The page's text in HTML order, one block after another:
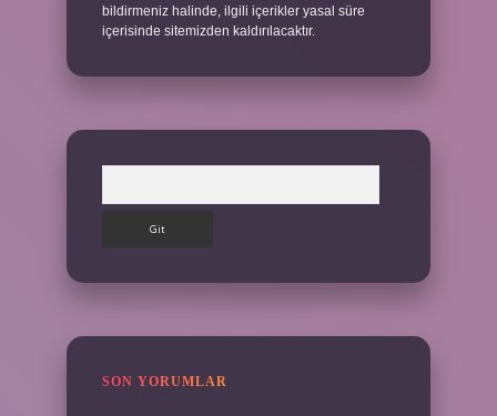
bildirmeniz halinde, ilgili içerikler yasal süre
içerisinde sitemizden kaldırılacaktır.
SON YORUMLAR